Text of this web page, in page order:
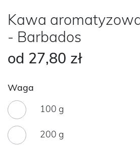
Kawa
- Barbados
od 27,80 zł
Waga
100 g
200 g